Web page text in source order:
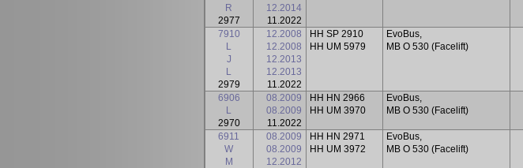
R
2977
12.2014
11.2022
7910
L
J
L
2979
12.2008
12.2008
12.2013
12.2013
11.2022
HH SP 2910
HH UM 5979
EvoBus,
MB O 530 (Facelift)
6906
L
2970
08.2009
08.2009
11.2022
HH HN 2966
HH UM 3970
EvoBus,
MB O 530 (Facelift)
6911
W
M
08.2009
08.2009
12.2012
HH HN 2971
HH UM 3972
EvoBus,
MB O 530 (Facelift)